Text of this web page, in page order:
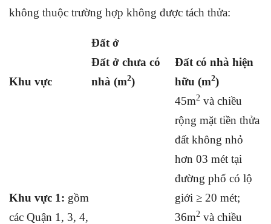
không thuộc trường hợp không được tách thửa:
Khu vực
Đất ở
Đất ở chưa có
nhà (m2)
Đất có nhà hiện
hữu (m2)
Khu vực 1: gồm
các Quận 1, 3, 4,
45m2 và chiều
rộng mặt tiền thửa
đất không nhỏ
hơn 03 mét tại
đường phố có lộ
giới ≥ 20 mét;
36m2 và chiều